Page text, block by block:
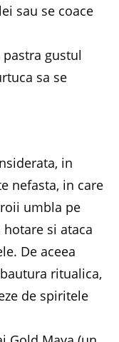
sau se coace
gustul
sa se
in
nefasta, in care
umbla pe
si ataca
De aceea
ritualica,
de spiritele